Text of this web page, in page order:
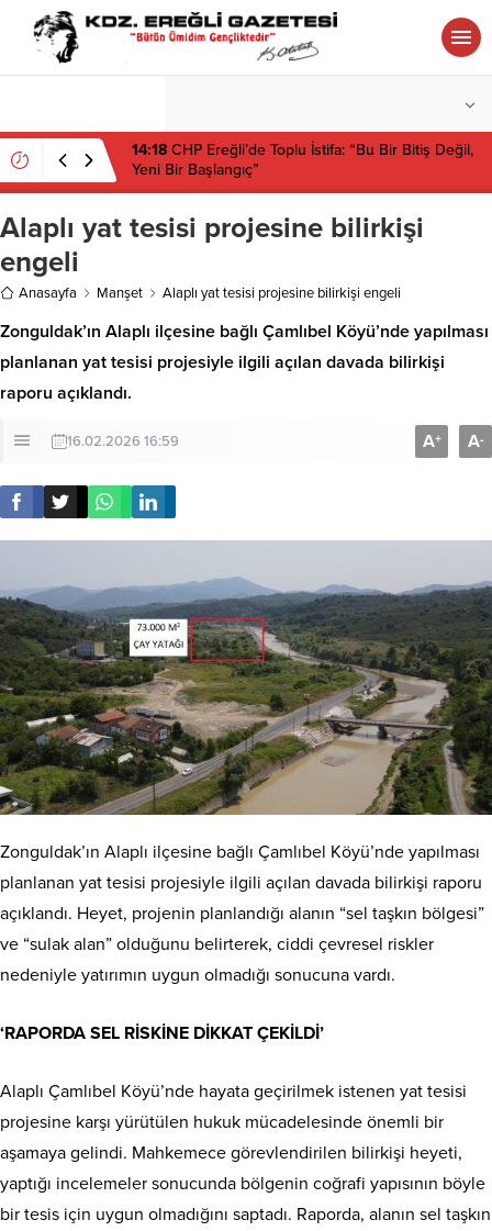
14:18 CHP Ereğli’de Toplu İstifa: “Bu Bir Bitiş Değil,
Yeni Bir Başlangıç”
Alaplı yat tesisi projesine bilirkişi
engeli
Anasayfa Manşet Alaplı yat tesisi projesine bilirkişi engeli
Zonguldak’ın Alaplı ilçesine bağlı Çamlıbel Köyü’nde yapılması
planlanan yat tesisi projesiyle ilgili açılan davada bilirkişi
raporu açıklandı.
16.02.2026 16:59 A+ A-
Zonguldak’ın Alaplı ilçesine bağlı Çamlıbel Köyü’nde yapılması
planlanan yat tesisi projesiyle ilgili açılan davada bilirkişi raporu
açıklandı. Heyet, projenin planlandığı alanın “sel taşkın bölgesi”
ve “sulak alan” olduğunu belirterek, ciddi çevresel riskler
nedeniyle yatırımın uygun olmadığı sonucuna vardı.
‘RAPORDA SEL RİSKİNE DİKKAT ÇEKİLDİ’
Alaplı Çamlıbel Köyü’nde hayata geçirilmek istenen yat tesisi
projesine karşı yürütülen hukuk mücadelesinde önemli bir
aşamaya gelindi. Mahkemece görevlendirilen bilirkişi heyeti,
yaptığı incelemeler sonucunda bölgenin coğrafi yapısının böyle
bir tesis için uygun olmadığını saptadı. Raporda, alanın sel taşkın